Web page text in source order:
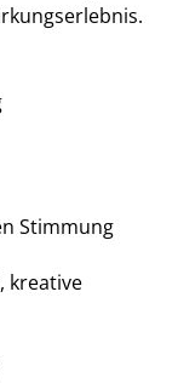
Stimmung
kreative